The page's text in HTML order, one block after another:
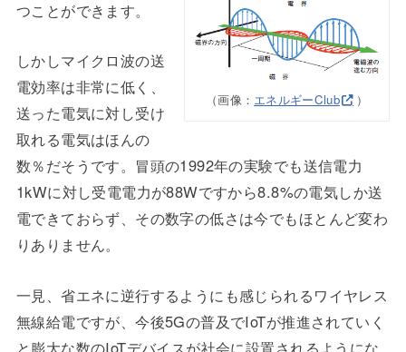
（画像： エネルギーClub ）
つことができます。
しかしマイクロ波の送
電効率は非常に低く、
送った電気に対し受け
取れる電気はほんの
数％だそうです。冒頭の1992年の実験でも送信電力
1kWに対し受電電力が88Wですから8.8%の電気しか送
電できておらず、その数字の低さは今でもほとんど変わ
りありません。
一見、省エネに逆行するようにも感じられるワイヤレス
無線給電ですが、今後5Gの普及でIoTが推進されていく
と膨大な数のIoTデバイスが社会に設置されるようにな